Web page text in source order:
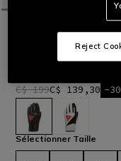
OUTLET
HP SPORT
Gants de ski coupe
C$ 199C$ 139,30 -
sélectionné
Sélectionner Taille
Reject